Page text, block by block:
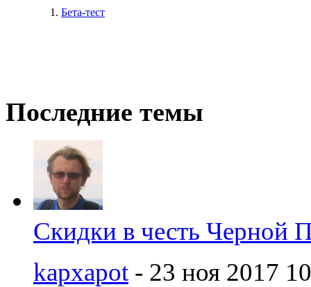
Бета-тест
Последние темы
Скидки в честь Черной
kapxapot - 23 ноя 2017